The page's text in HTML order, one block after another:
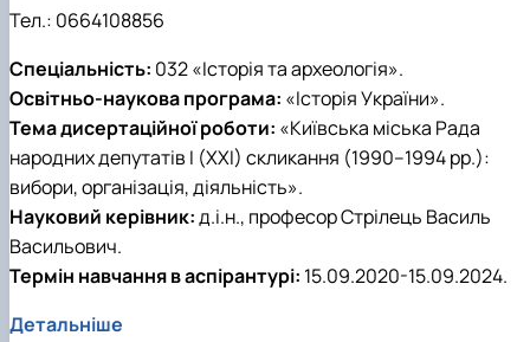
Тел.: 0664108856
Спеціальність: 032 «Історія та археологія».
Освітньо-наукова програма: «Історія України».
Тема дисертаційної роботи: «Київська міська Рада
народних депутатів I (XXI) скликання (1990–1994 рр.):
вибори, організація, діяльність».
Науковий керівник:д.і.н., професор Стрілець Василь
Васильович.
Термін навчання в аспірантурі: 15.09.2020-15.09.2024.
Детальніше